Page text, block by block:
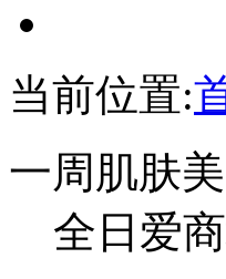
当前位置:
一周肌肤
全日爱